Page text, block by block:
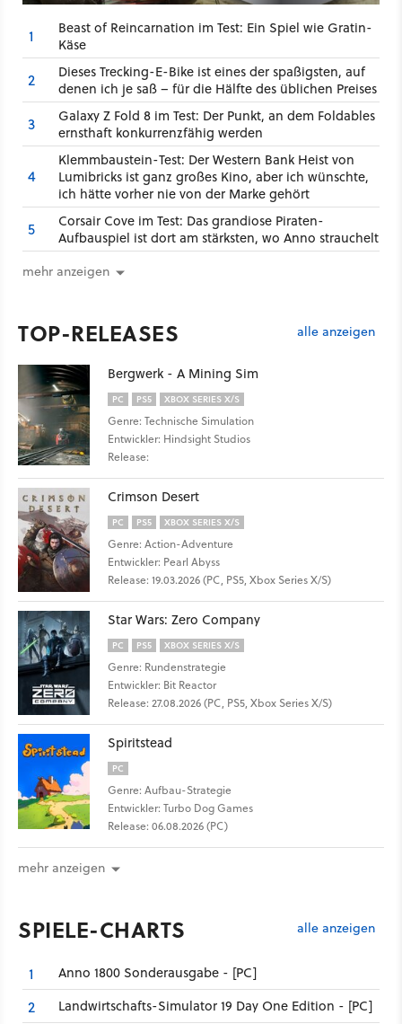
1
Beast of Reincarnation im Test: Ein Spiel wie Gratin-
Käse
2
Dieses Trecking-E-Bike ist eines der spaßigsten, auf
denen ich je saß – für die Hälfte des üblichen Preises
3
Galaxy Z Fold 8 im Test: Der Punkt, an dem Foldables
ernsthaft konkurrenzfähig werden
4
Klemmbaustein-Test: Der Western Bank Heist von
Lumibricks ist ganz großes Kino, aber ich wünschte,
ich hätte vorher nie von der Marke gehört
5
Corsair Cove im Test: Das grandiose Piraten-
Aufbauspiel ist dort am stärksten, wo Anno strauchelt
mehr anzeigen
TOP-RELEASES alle anzeigen
Bergwerk - A Mining Sim
PC PS5 XBOX SERIES X/S
Genre: Technische Simulation
Entwickler: Hindsight Studios
Release:
Crimson Desert
PC PS5 XBOX SERIES X/S
Genre: Action-Adventure
Entwickler: Pearl Abyss
Release: 19.03.2026 (PC, PS5, Xbox Series X/S)
Star Wars: Zero Company
PC PS5 XBOX SERIES X/S
Genre: Rundenstrategie
Entwickler: Bit Reactor
Release: 27.08.2026 (PC, PS5, Xbox Series X/S)
Spiritstead
PC
Genre: Aufbau-Strategie
Entwickler: Turbo Dog Games
Release: 06.08.2026 (PC)
mehr anzeigen
SPIELE-CHARTS alle anzeigen
1 Anno 1800 Sonderausgabe - [PC]
2 Landwirtschafts-Simulator 19 Day One Edition - [PC]